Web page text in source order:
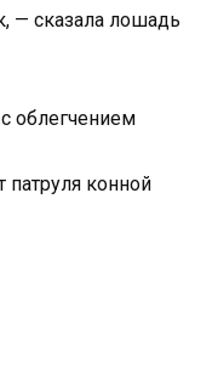
— сказала лошадь
облегчением
конной